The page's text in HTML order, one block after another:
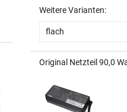
Weitere Varianten:
flach
Original Netzteil 90,0